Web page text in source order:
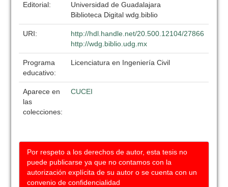
Editorial:
Universidad de Guadalajara
Biblioteca Digital wdg.biblio
URI:
http://hdl.handle.net/20.500.12104/27866
http://wdg.biblio.udg.mx
Programa
educativo:
Licenciatura en Ingeniería Civil
Aparece en
las
colecciones:
CUCEI
Por respeto a los derechos de autor, esta tesis no
puede publicarse ya que no contamos con la
autorización explícita de su autor o se cuenta con un
convenio de confidencialidad